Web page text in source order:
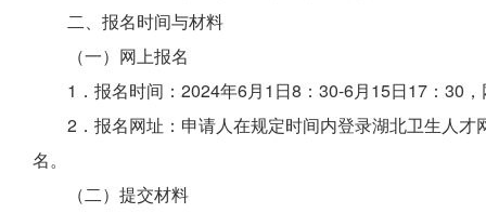
二、报名时间与材料
（一）网上报名
1．报名时间：2024年6月1日8：30-6月15日17：30
2．报名网址：申请人在规定时间内登录湖北卫生人
名。
（二）提交材料